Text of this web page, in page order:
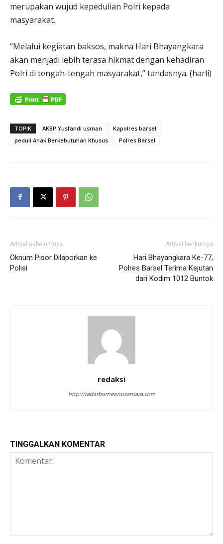
merupakan wujud kepedulian Polri kepada
masyarakat.
“Melalui kegiatan baksos, makna Hari Bhayangkara
akan menjadi lebih terasa hikmat dengan kehadiran
Polri di tengah-tengah masyarakat,” tandasnya. (harli)
TOPIK AKBP Yusfandi usman
Kapolres barsel
peduli Anak Berkebutuhan Khusus
Polres Barsel
Artikel sebelumnya
Oknum Pisor Dilaporkan ke
Polisi
Artikel berikutnya
Hari Bhayangkara Ke-77,
Polres Barsel Terima Kejutan
dari Kodim 1012 Buntok
redaksi
http://radarborneonusantara.com
TINGGALKAN KOMENTAR